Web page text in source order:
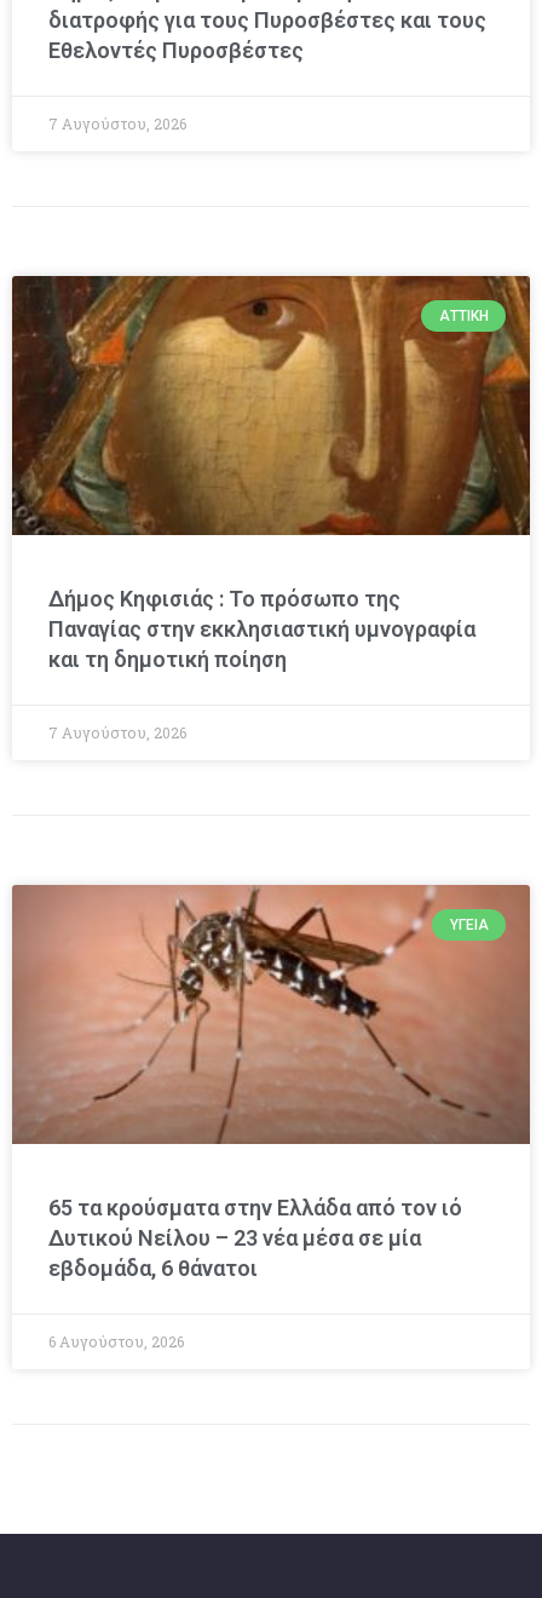
διατροφής για τους Πυροσβέστες και τους
Εθελοντές Πυροσβέστες
7 Αυγούστου, 2026
ΑΤΤΙΚΉ
Δήμος Κηφισιάς : Το πρόσωπο της
Παναγίας στην εκκλησιαστική υμνογραφία
και τη δημοτική ποίηση
7 Αυγούστου, 2026
ΥΓΕΊΑ
65 τα κρούσματα στην Ελλάδα από τον ιό
Δυτικού Νείλου – 23 νέα μέσα σε μία
εβδομάδα, 6 θάνατοι
6 Αυγούστου, 2026